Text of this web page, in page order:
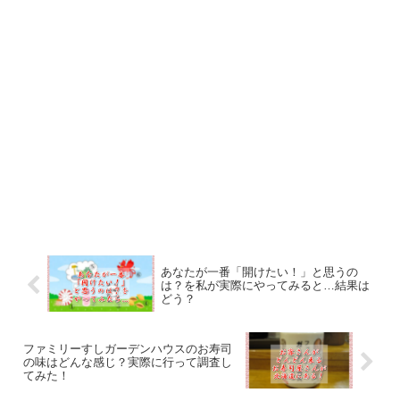
あなたが一番「開けたい！」と思うの
は？を私が実際にやってみると…結果は
どう？
ファミリーすしガーデンハウスのお寿司
の味はどんな感じ？実際に行って調査し
てみた！